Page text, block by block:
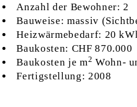
Anzahl der Bewohner: 2
Bauweise: massiv
Heizwärmebedarf: 20
Baukosten: CHF 870.000
Baukosten je m2 Wohn-
Fertigstellung: 2008